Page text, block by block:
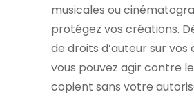
musicales ou
protégez vos créations.
de droits d’auteur sur vos
vous pouvez agir contre
copient sans votre